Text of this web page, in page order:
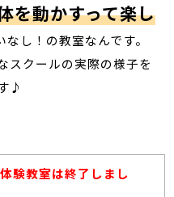
を動かすって楽し
し！の教室なんです。
スクールの実際の様子を
♪
験教室は終了しまし